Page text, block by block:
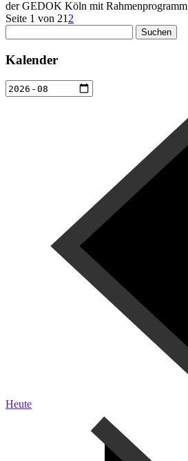
der GEDOK Köln mit Rahmenprogramm
Seite 1 von 21 2
nach:
Kalender
Heute